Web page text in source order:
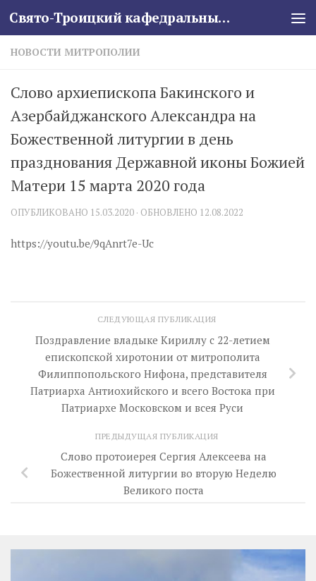
Skip to content Свято-Троицкий кафедральный собор
НОВОСТИ МИТРОПОЛИИ
Слово архиепископа Бакинского и
Азербайджанского Александра на
Божественной литургии в день
празднования Державной иконы Божией
Матери 15 марта 2020 года
ОПУБЛИКОВАНО 15.03.2020 · ОБНОВЛЕНО 12.08.2022
https://youtu.be/9qAnrt7e-Uc
СЛЕДУЮЩАЯ ПУБЛИКАЦИЯ
Поздравление владыке Кириллу с 22-летием
епископской хиротонии от митрополита
Филиппопольского Нифона, представителя
Патриарха Антиохийского и всего Востока при
Патриархе Московском и всея Руси
ПРЕДЫДУЩАЯ ПУБЛИКАЦИЯ
Слово протоиерея Сергия Алексеева на
Божественной литургии во вторую Неделю
Великого поста